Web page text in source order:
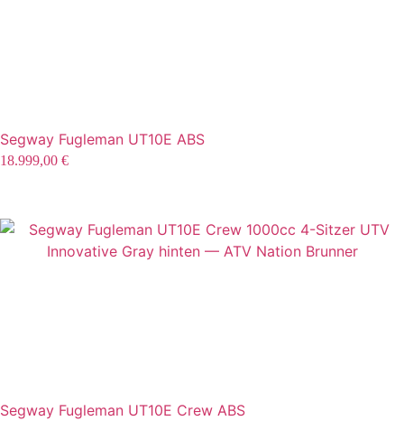
Segway Fugleman UT10E ABS
18.999,00 €
Segway Fugleman UT10E Crew ABS